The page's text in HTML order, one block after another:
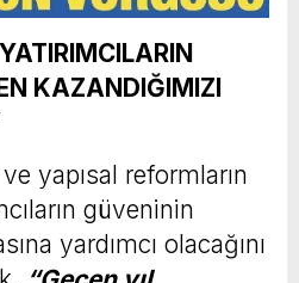
KAZANDIĞIMIZI
yapısal reformların
güveninin
yardımcı olacağını